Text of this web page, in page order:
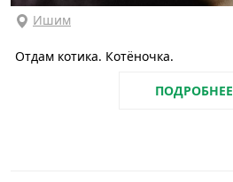
Ишим
Отдам котика. Котёночка.
ПОДРОБНЕЕ